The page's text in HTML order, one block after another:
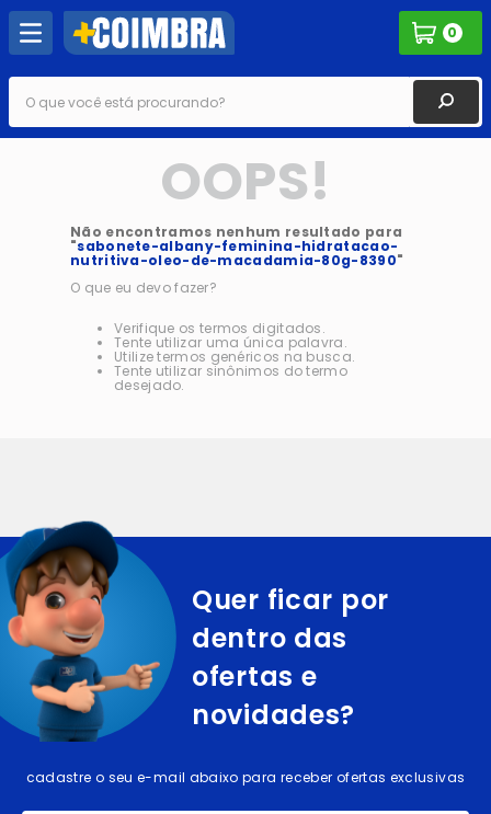
0
O que você está procurando?
OOPS!
Não encontramos nenhum resultado para
"sabonete-albany-feminina-hidratacao-
nutritiva-oleo-de-macadamia-80g-8390"
O que eu devo fazer?
Verifique os termos digitados.
Tente utilizar uma única palavra.
Utilize termos genéricos na busca.
Tente utilizar sinônimos do termo
desejado.
Quer ficar por
dentro das
ofertas e
novidades?
cadastre o seu e-mail abaixo para receber ofertas exclusivas